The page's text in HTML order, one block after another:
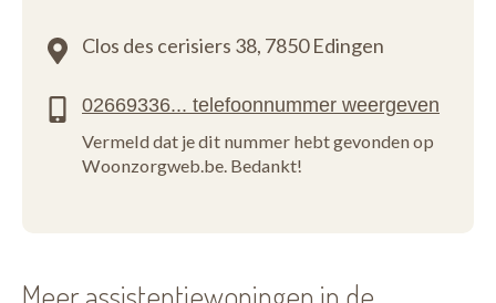
Clos des cerisiers 38, 7850 Edingen
Vermeld dat je dit nummer hebt gevonden op
Woonzorgweb.be. Bedankt!
Meer assistentiewoningen in de